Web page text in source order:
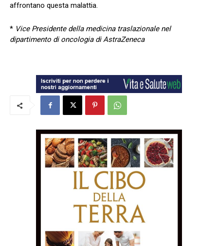
affrontano questa malattia.
* Vice Presidente della medicina traslazionale nel
dipartimento di oncologia di AstraZeneca